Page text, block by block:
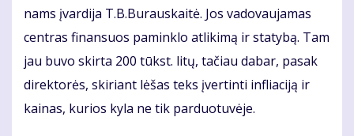
nams įvar­di­ja T.B.Bu­raus­kai­tė. Jos va­do­vau­ja­mas
cen­tras fi­nan­suos pa­min­klo at­li­ki­mą ir sta­ty­bą. Tam
jau bu­vo skir­ta 200 tūkst. li­tų, ta­čiau da­bar, pa­sak
di­rek­to­rės, ski­riant lė­šas teks įver­tin­ti in­flia­ci­ją ir
kai­nas, ku­rios ky­la ne tik par­duo­tu­vė­je.